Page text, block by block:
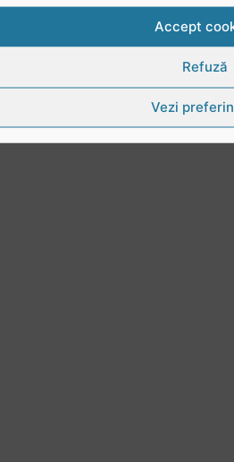
Accept
Refuză
Vezi